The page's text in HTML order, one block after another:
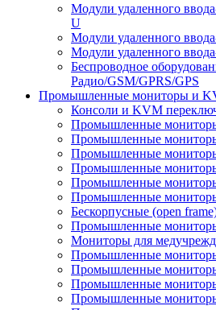
Модули удаленного
U
Модули удаленного
Модули удаленного
Беспроводное
Радио/GSM/GPRS/GPS
Промышленные мониторы и
Консоли и KVM
Промышленные
Промышленные
Промышленные
Промышленные
Промышленные
Промышленные
Бескорпусные (open
Промышленные
Мониторы для
Промышленные
Промышленные
Промышленные
Промышленные